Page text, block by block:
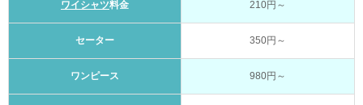
ワイシャツ料金 210円～
セーター 350円～
ワンピース 980円～